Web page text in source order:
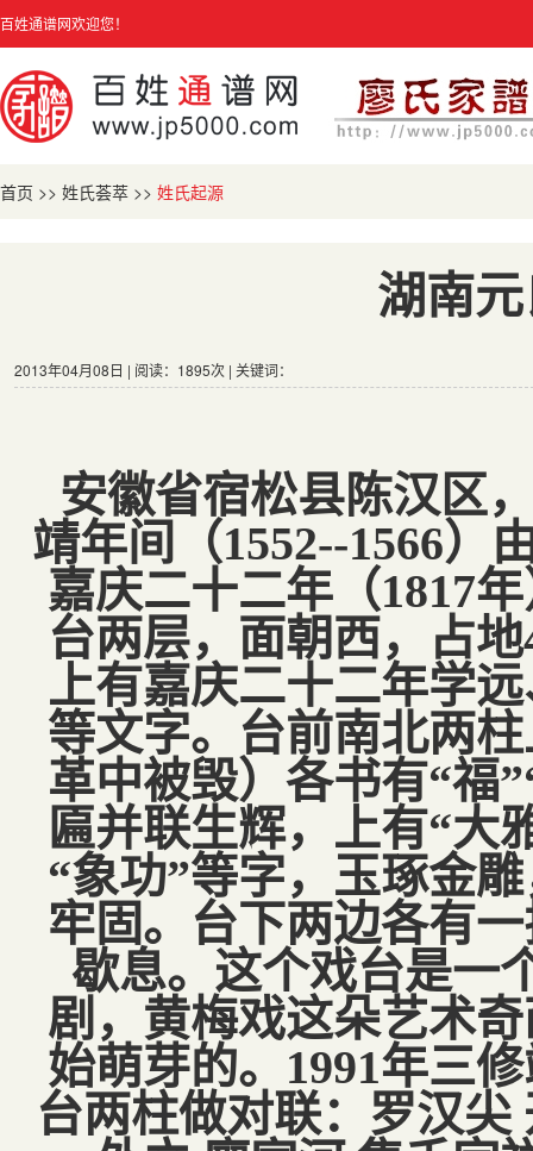
百姓通谱网欢迎您！
首页 >> 姓氏荟萃 >> 姓氏起源
湖南
2013年04月08日 | 阅读：1895次 | 关键词：
安徽省宿松县陈汉区
靖年间（1552--1566）
嘉庆二十二年（1817
台两层，面朝西，占
上有嘉庆二十二年学
等文字。台前南北两
革中被毁）各书有“福
匾并联生辉，上有“大
“象功”等字，玉琢金
牢固。台下两边各有
歇息。这个戏台是一
剧，黄梅戏这朵艺术
始萌芽的。1991年三
台两柱做对联：罗汉